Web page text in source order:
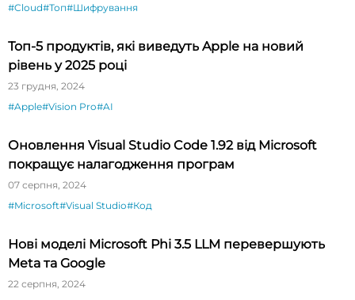
#Cloud#Топ#Шифрування
Топ-5 продуктів, які виведуть Apple на новий
рівень у 2025 році
23 грудня, 2024
#Apple#Vision Pro#AI
Оновлення Visual Studio Code 1.92 від Microsoft
покращує налагодження програм
07 серпня, 2024
#Microsoft#Visual Studio#Код
Нові моделі Microsoft Phi 3.5 LLM перевершують
Meta та Google
22 серпня, 2024